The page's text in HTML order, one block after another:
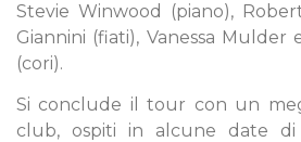
Stevie Winwood (piano),
Giannini (fiati), Vanessa Mulder
(cori).
Si conclude il tour con un
club, ospiti in alcune date di